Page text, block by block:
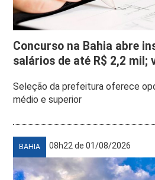
Concurso na Bahia abre
salários de até R$ 2,2 mil;
Seleção da prefeitura oferece
médio e superior
BAHIA 08h22 de 01/08/2026